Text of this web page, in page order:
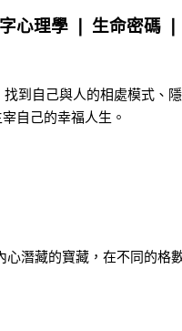
心理學 ❘ 生命密碼 ❘
到自己與人的相處模式、
自己的幸福人生。
潛藏的寶藏，在不同的格